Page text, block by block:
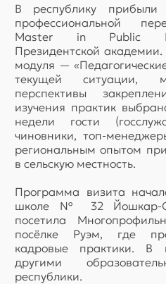
В республику прибыли
профессиональной
Master in Public
Президентской
модуля —
текущей ситуации,
перспективы
изучения практик
недели гости
чиновники, топ-
региональным опытом
в сельскую местность.
Программа визита
школе № 32 Йошкар-
посетила
посёлке Руэм, где
кадровые практики. В
другими
республики.